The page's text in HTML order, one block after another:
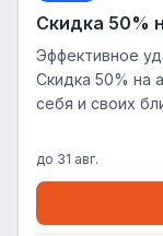
Скидка 50%
Эффективное
Скидка 50% на
себя и своих
до 31 авг.